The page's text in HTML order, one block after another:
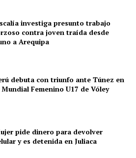
investiga presunto trabajo
contra joven traída desde
a Arequipa
debuta con triunfo ante Túnez en
Mundial Femenino U17 de Vóley
pide dinero para devolver
y es detenida en Juliaca